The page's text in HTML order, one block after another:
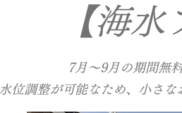
【海水
7月～9月の期間無
水位調整が可能なため、小さな